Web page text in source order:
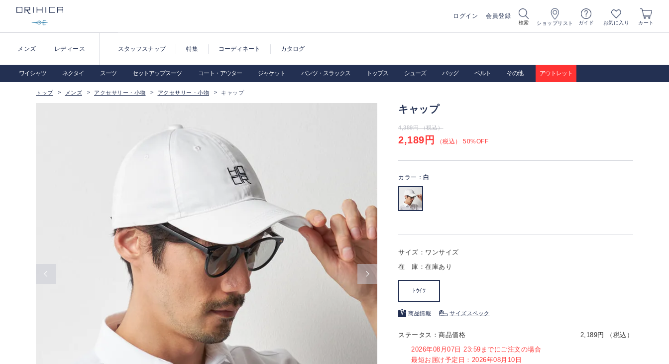
ログイン 会員登録
検索 ショップリスト ガイド お気に入り カート
メンズ レディース スタッフスナップ 特集 コーディネート カタログ
ワイシャツ ネクタイ スーツ セットアップスーツ コート・アウター ジャケット パンツ・スラックス トップス シューズ バッグ ベルト その他 アウトレット
トップ メンズ アクセサリー・小物 アクセサリー・小物 キャップ
キャップ
4,389円 （税込）
2,189円 （税込） 50%OFF
カラー： 白
サイズ：ワンサイズ
在 庫：在庫あり
ﾄｳｲﾂ
商品情報 サイズスペック
ステータス：商品価格
2,189円 （税込）
2026年08月07日 23:59までにご注文の場合
最短お届け予定日：2026年08月10日